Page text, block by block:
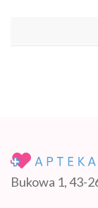
Bukowa 1, 43-